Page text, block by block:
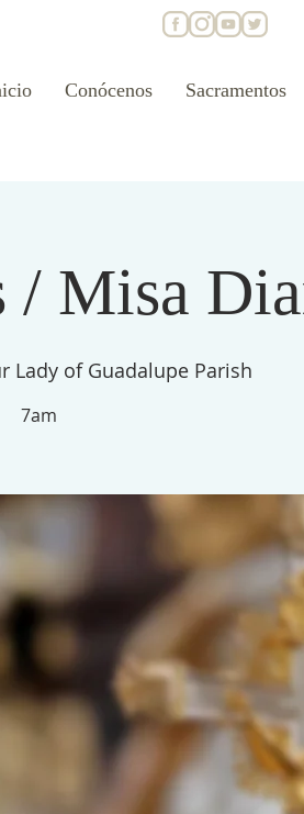
Conócenos Sacramentos
/ Misa
Lady of Guadalupe Parish
7am